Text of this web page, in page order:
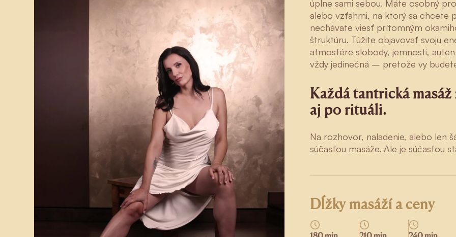
úplne sami sebou. Máte osobný
alebo vzťahmi, na ktorý sa chcete
nechávate viesť prítomným
štruktúru. Túžite objavovať svoju
atmosfére slobody, jemnosti,
vždy jedinečná – pretože vy
Každá tantrická
aj po rituáli.
Na rozhovor, naladenie, alebo len
súčasťou masáže. Ale je súčasťou
Dĺžky masáží a ceny